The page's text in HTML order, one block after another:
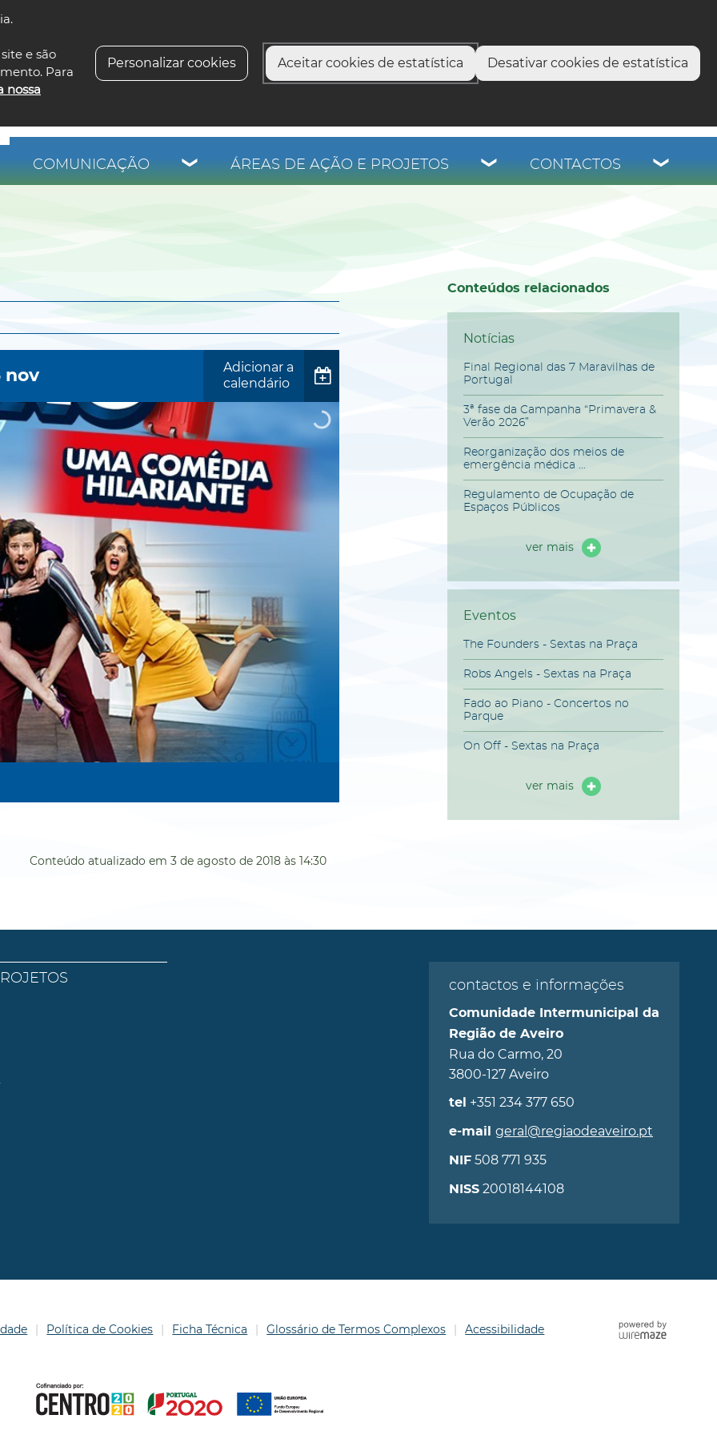
e são
Para
nossa
Personalizar cookies Aceitar cookies de estatística Desativar cookies de estatística
COMUNICAÇÃO ÁREAS DE AÇÃO E PROJETOS CONTACTOS
nov
Adicionar a
calendário
Conteúdos relacionados
Notícias
Final Regional das 7 Maravilhas de
Portugal
3ª fase da Campanha “Primavera &
Verão 2026”
Reorganização dos meios de
emergência médica ...
Regulamento de Ocupação de
Espaços Públicos
ver mais
Eventos
The Founders - Sextas na Praça
Robs Angels - Sextas na Praça
Fado ao Piano - Concertos no
Parque
On Off - Sextas na Praça
ver mais
Conteúdo atualizado em 3 de agosto de 2018 às 14:30
contactos e informações
Comunidade Intermunicipal da
Região de Aveiro
Rua do Carmo, 20
3800-127 Aveiro
tel +351 234 377 650
e-mail geral@regiaodeaveiro.pt
NIF508 771 935
NISS20018144108
Política de Cookies Ficha Técnica Glossário de Termos Complexos Acessibilidade